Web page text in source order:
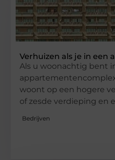
Verhuizen als je in een
Als u woonachtig bent
woont op een hogere
of zesde verdieping en
Bedrijven